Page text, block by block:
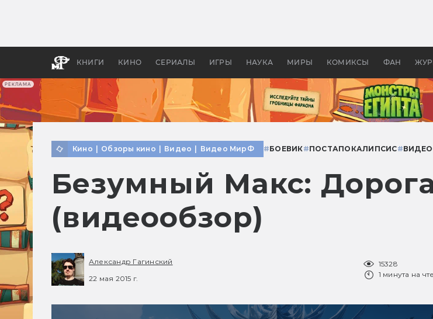
РЕКЛАМА
КНИГИ КИНО СЕРИАЛЫ ИГРЫ НАУКА МИРЫ КОМИКСЫ ФАН
апокалипсис, в России —
бы
Кино Обзоры кино Видео Видео МирФ #БОЕВИК#ПОСТАПОКАЛИПСИС#
Безумный Макс:
(видеообзор)
Александр Гагинский
22 мая 2015 г.
15328
1 минута на